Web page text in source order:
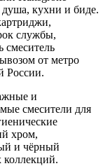
кухни и биде.
службы,
смеситель
от метро
России.
и
смесители для
хром,
и чёрный
коллекций.